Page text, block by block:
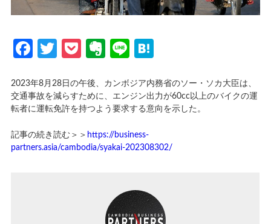
Facebook
Twitter
PocketEvernote
Line
2023年8月28日の午後、カンボジア内務省のソー・ソカ大臣は、
交通事故を減らすために、エンジン出力が60cc以上のバイクの運
転者に運転免許を持つよう要求する意向を示した。
記事の続き読む＞＞ https://business-
partners.asia/cambodia/syakai-202308302/